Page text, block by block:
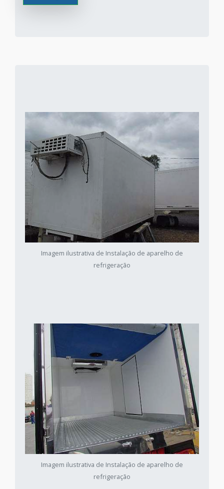
Imagem ilustrativa de Instalação de aparelho de
refrigeração
Imagem ilustrativa de Instalação de aparelho de
refrigeração